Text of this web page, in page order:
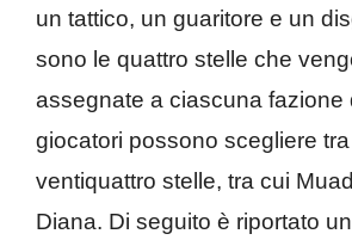
un tattico, un guaritore e un
sono le quattro stelle che
assegnate a ciascuna fazione
giocatori possono scegliere
ventiquattro stelle, tra cui
Diana. Di seguito è riportato